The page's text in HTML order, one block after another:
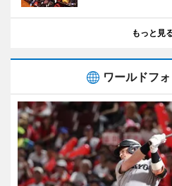
もっと見
ワールドフ